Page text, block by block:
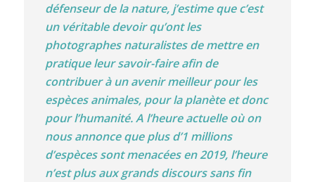
défenseur de la nature, j’estime que c’est
un véritable devoir qu’ont les
photographes naturalistes de mettre en
pratique leur savoir-faire afin de
contribuer à un avenir meilleur pour les
espèces animales, pour la planète et donc
pour l’humanité. A l’heure actuelle où on
nous annonce que plus d’1 millions
d’espèces sont menacées en 2019, l’heure
n’est plus aux grands discours sans fin